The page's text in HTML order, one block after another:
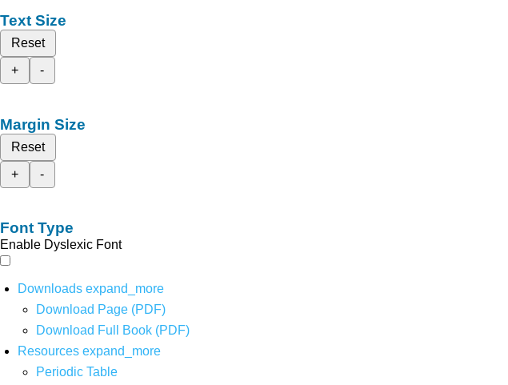
Text Size
Reset
+
-
Margin Size
Reset
+
-
Font Type
Enable Dyslexic Font
Downloads expand_more
Download Page (PDF)
Download Full Book (PDF)
Resources expand_more
Periodic Table